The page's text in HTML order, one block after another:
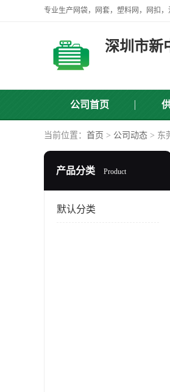
深圳市新
公司首页
当前位置： 首页 > 公司动态 > 东
产品分类 Product
默认分类